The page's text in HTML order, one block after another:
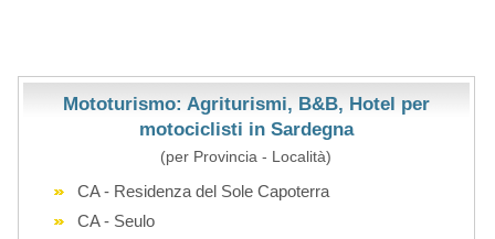
Mototurismo: Agriturismi, B&B, Hotel per
motociclisti in Sardegna
(per Provincia - Località)
CA - Residenza del Sole Capoterra
CA - Seulo